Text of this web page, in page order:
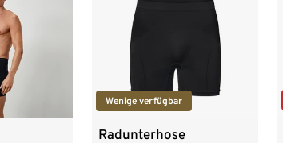
Wenige verfügbar
Radunterhose